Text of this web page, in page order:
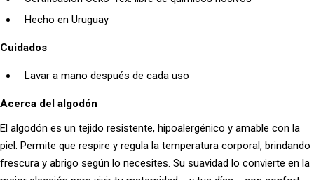
Hecho en Uruguay
Cuidados
Lavar a mano después de cada uso
Acerca del algodón
El algodón es un tejido resistente, hipoalergénico y amable con la
piel. Permite que respire y regula la temperatura corporal, brindando
frescura y abrigo según lo necesites. Su suavidad lo convierte en la